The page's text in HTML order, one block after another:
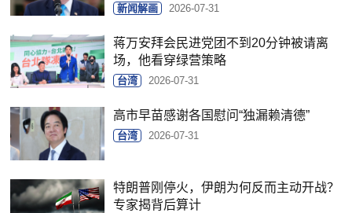
新闻解画 2026-07-31
蒋万安拜会民进党团不到20分钟被请离
场，他看穿绿营策略
台湾 2026-07-31
高市早苗感谢各国慰问“独漏赖清德”
台湾 2026-07-31
特朗普刚停火，伊朗为何反而主动开战？
专家揭背后算计